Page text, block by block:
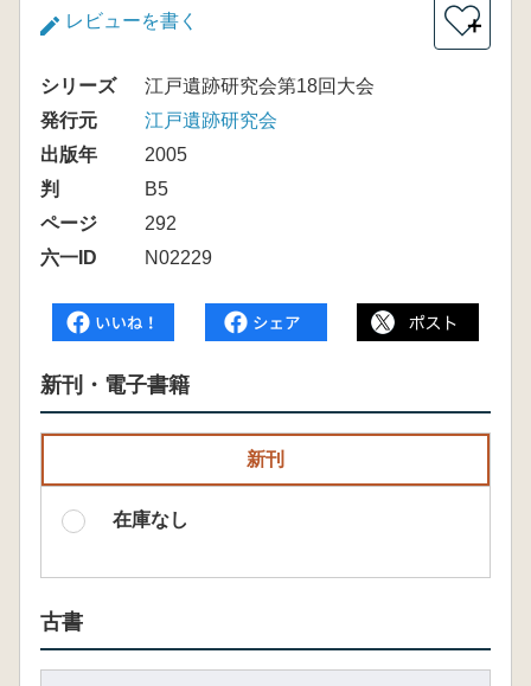
レビューを書く ＋
シリーズ
江戸遺跡研究会第18回大会
発行元
江戸遺跡研究会
出版年
2005
判
B5
ページ
292
六一ID
N02229
新刊・電子書籍
新刊
在庫なし
古書